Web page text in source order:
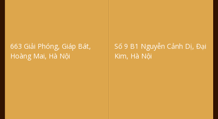
663 Giải Phóng, Giáp Bát,
Hoàng Mai, Hà Nội
Số 9 B1 Nguyễn Cảnh Dị, Đại
Kim, Hà Nội